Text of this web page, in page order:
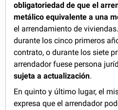
obligatoriedad de que el
metálico equivalente a una
el arrendamiento de
durante los cinco primeros
contrato, o durante los siete
arrendador fuese persona
sujeta a actualización.
En quinto y último lugar, el
expresa que el arrendador